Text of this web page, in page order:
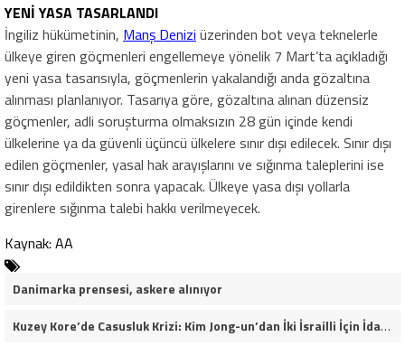
YENİ YASA TASARLANDI
İngiliz hükümetinin, Manş Denizi üzerinden bot veya teknelerle
ülkeye giren göçmenleri engellemeye yönelik 7 Mart’ta açıkladığı
yeni yasa tasarısıyla, göçmenlerin yakalandığı anda gözaltına
alınması planlanıyor. Tasarıya göre, gözaltına alınan düzensiz
göçmenler, adli soruşturma olmaksızın 28 gün içinde kendi
ülkelerine ya da güvenli üçüncü ülkelere sınır dışı edilecek. Sınır dışı
edilen göçmenler, yasal hak arayışlarını ve sığınma taleplerini ise
sınır dışı edildikten sonra yapacak. Ülkeye yasa dışı yollarla
girenlere sığınma talebi hakkı verilmeyecek.
Kaynak: AA
Danimarka prensesi, askere alınıyor
Kuzey Kore’de Casusluk Krizi: Kim Jong-un’dan İki İsrailli İçin İdam Talimatı!